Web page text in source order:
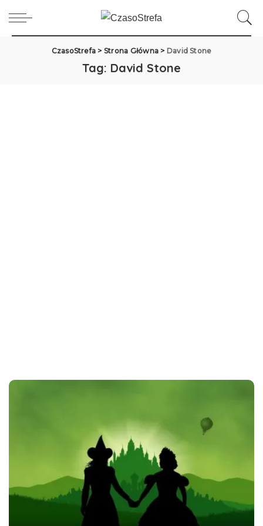
CzasoStrefa > Strona Główna > David Stone
Tag: David Stone